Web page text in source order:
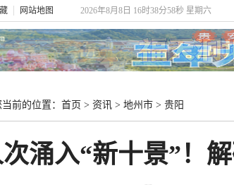
网站地图 2026年8月8日 16时38分59秒 星期六
前的位置： 首页 > 资讯 > 地州市 > 贵阳
涌入“新十景”！